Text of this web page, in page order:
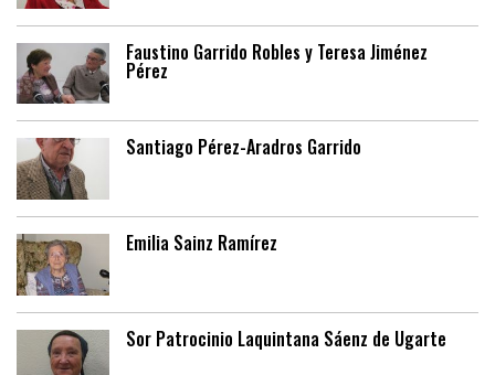
Faustino Garrido Robles y Teresa Jiménez
Pérez
Santiago Pérez-Aradros Garrido
Emilia Sainz Ramírez
Sor Patrocinio Laquintana Sáenz de Ugarte